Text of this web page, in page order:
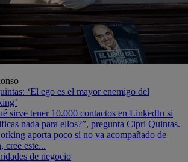
‘El ego es el mayor enemigo del
sirve tener 10.000 contactos en LinkedIn si
nada para ellos?”, pregunta Cipri Quintas.
aporta poco si no va acompañado de
cree este...
de negocio